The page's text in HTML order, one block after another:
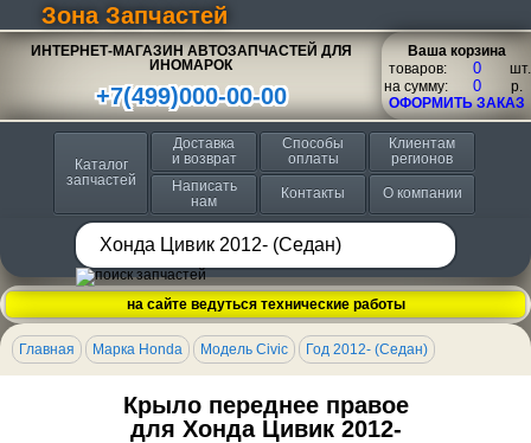
Зона Запчастей
ИНТЕРНЕТ-МАГАЗИН АВТОЗАПЧАСТЕЙ ДЛЯ
ИНОМАРОК
+7(499)000-00-00
Ваша корзина
товаров:
шт.
на сумму:
p.
ОФОРМИТЬ ЗАКАЗ
Каталог
запчастей
Доставка
и возврат
Способы
оплаты
Клиентам
регионов
Написать
нам
Контакты О компании
на сайте ведуться технические работы
Главная Марка Honda Модель Civic Год 2012- (Седан)
Крыло переднее правое
для Хонда Цивик 2012-